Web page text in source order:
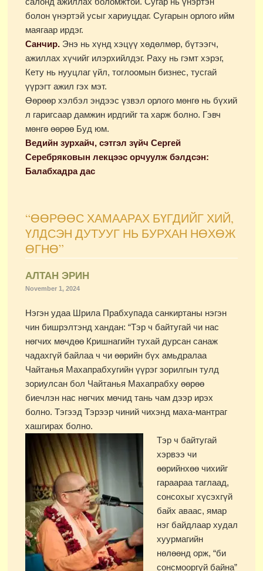
болон үнэртэй усыг хариуцдаг. Сугарын орлого ийм
маягаар ирдэг.
Санчир. Энэ нь хүнд хэцүү хөдөлмөр, бүтээгч,
ажиллах хүчийг илэрхийлдэг. Раху нь гэмт хэрэг,
Кету нь нууцлаг үйл, тоглоомын бизнес, тусгай
үүрэгт ажил гэх мэт.
Өөрөөр хэлбэл эндээс үзвэл орлого мөнгө нь бүхий
л гаригсаар дамжин ирдгийг та харж болно. Гэвч
мөнгө өөрөө Буд юм.
Ведийн зурхайч, сэтгэл зүйч Сергей
Серебряковын лекцээс орчуулж бэлдсэн:
Балабхадра дас
“ӨӨРӨӨС ХАМААРАХ БҮГДИЙГ ХИЙ,
ҮЛДСЭН ДУТУУГ НЬ БУРХАН НӨХӨЖ
ӨГНӨ”
АЛТАН ЭРИН
November 1, 2024
Нэгэн удаа Шрила Прабхупада санкиртаны нэгэн
чин бишрэлтэнд хандан: “Тэр ч байтугай чи нас
нөгчих мөчдөө Кришнагийн тухай дурсан санаж
чадахгүй байлаа ч чи өөрийн бүх амьдралаа
Чайтанья Махапрабхугийн үүрэг зорилгын тулд
зориулсан бол Чайтанья Махапрабху өөрөө
биечлэн нас нөгчих мөчид тань чам дээр ирэх
болно. Тэгээд Тэрээр чиний чихэнд маха-мантраг
хашгирах болно.
Тэр ч байтугай
хэрвээ чи
өөрийнхөө чихийг
гараараа таглаад,
сонсохыг хүсэхгүй
байх аваас, ямар
нэг байдлаар худал
хуурмагийн
нөлөөнд орж, “би
сонсмооргүй байна”